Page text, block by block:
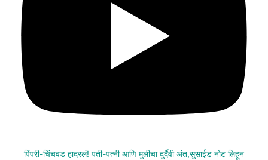
पिंपरी-चिंचवड हादरलं! पती-पत्नी आणि मुलीचा दुर्दैवी अंत,सुसाईड नोट लिहून